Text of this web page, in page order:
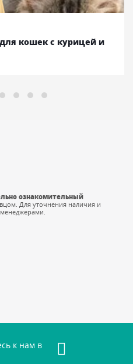
для кошек с курицей и
ознакомительный
Для уточнения наличия и
к нам в